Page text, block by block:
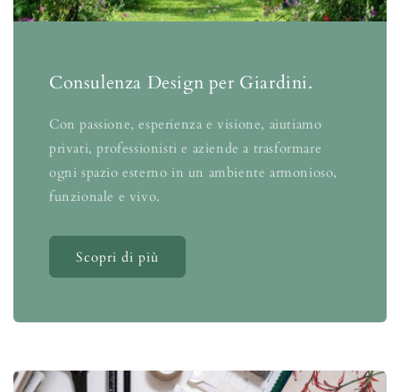
Consulenza Design per Giardini.
Con passione, esperienza e visione, aiutiamo
privati, professionisti e aziende a trasformare
ogni spazio esterno in un ambiente armonioso,
funzionale e vivo.
Scopri di più